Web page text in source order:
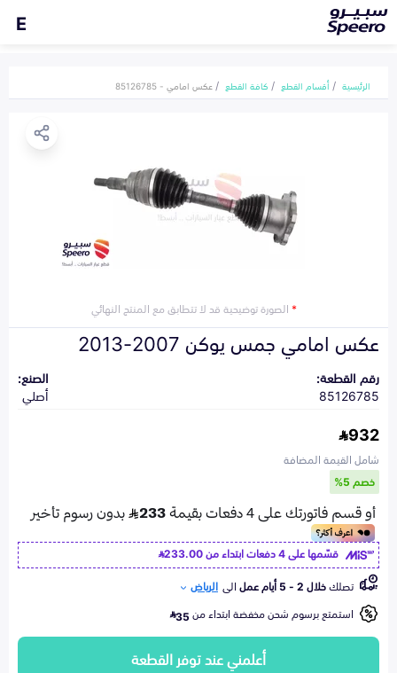
E
الرئيسية أقسام القطع كافة القطع عكس امامي - 85126785
*الصورة توضيحية قد لا تتطابق مع المنتج النهائي
عكس امامي جمس يوكن 2007-2013
رقم القطعة:
85126785
الصنع:
أصلي
932
شامل القيمة المضافة
خصم 5%
قسّمها على 4 دفعات ابتداء من
233.00
تصلكخلال 2 - 5 أيام عمل الى الرياض
استمتع برسوم شحن مخفضة ابتداء من35
أعلمني عند توفر القطعة